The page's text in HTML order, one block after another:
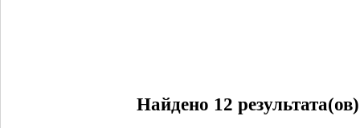
Найдено 12 результата(ов)